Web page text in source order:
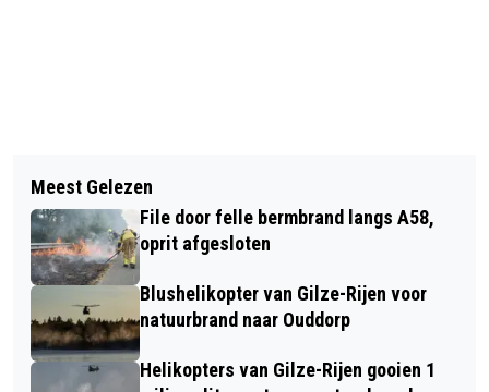
VRIJDAG 20 SEPTEMBER: WORLD
CLEANUP DAY
LET OP: OPLICHTERS ACTIEF MET
BABBELTRUCS!
Meest Gelezen
File door felle bermbrand langs A58,
oprit afgesloten
Blushelikopter van Gilze-Rijen voor
natuurbrand naar Ouddorp
Helikopters van Gilze-Rijen gooien 1